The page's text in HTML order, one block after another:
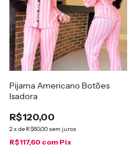
Pijama Americano Botões
Isadora
R$120,00
2x de R$60,00 sem juros
R$117,60 com Pix